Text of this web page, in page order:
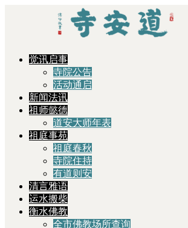
觉讯启事
寺院公告
活动通启
新闻法讯
祖师懿德
道安大师年表
祖庭事苑
祖庭春秋
寺院住持
有道则安
清言雅语
运水搬柴
衡水佛教
全市佛教场所查询